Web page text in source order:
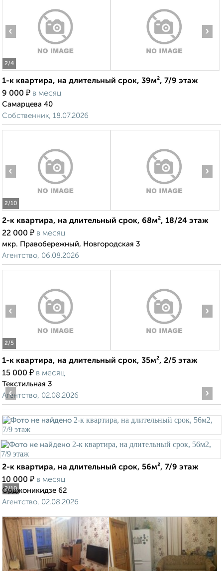
2/4
‹ ›
1-к квартира, на длительный срок, 39м², 7/9 этаж
9 000 ₽ в месяц
Самарцева 40
Собственник, 18.07.2026
2/10
‹ ›
2-к квартира, на длительный срок, 68м², 18/24 этаж
22 000 ₽ в месяц
мкр. Правобережный, Новгородская 3
Агентство, 06.08.2026
2/5
‹ ›
1-к квартира, на длительный срок, 35м², 2/5 этаж
15 000 ₽ в месяц
Текстильная 3
Агентство, 02.08.2026
2/10
‹ ›
2-к квартира, на длительный срок, 56м², 7/9 этаж
10 000 ₽ в месяц
Орджоникидзе 62
Агентство, 02.08.2026